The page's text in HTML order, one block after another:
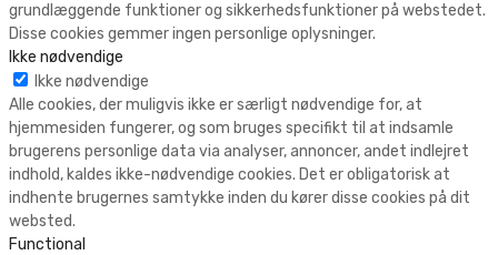
grundlæggende funktioner og sikkerhedsfunktioner på webstedet.
Disse cookies gemmer ingen personlige oplysninger.
Ikke nødvendige
Ikke nødvendige
Alle cookies, der muligvis ikke er særligt nødvendige for, at
hjemmesiden fungerer, og som bruges specifikt til at indsamle
brugerens personlige data via analyser, annoncer, andet indlejret
indhold, kaldes ikke-nødvendige cookies. Det er obligatorisk at
indhente brugernes samtykke inden du kører disse cookies på dit
websted.
Functional